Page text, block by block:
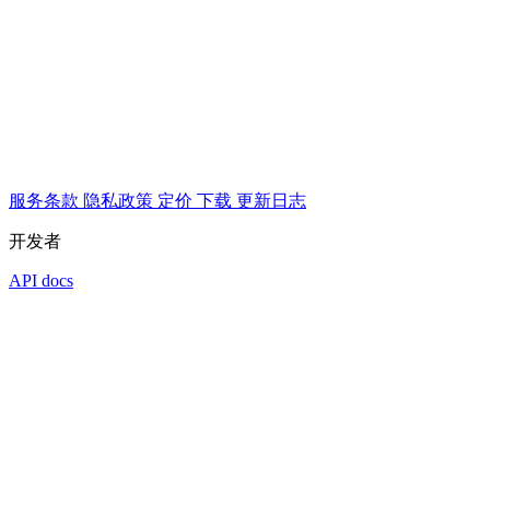
服务条款 隐私政策 定价 下载 更新日志
开发者
API docs